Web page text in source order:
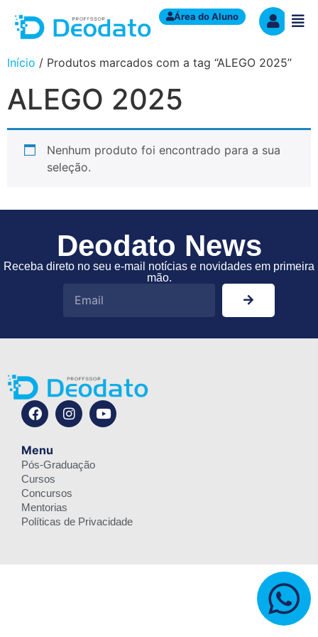
Área do Aluno
Início / Produtos marcados com a tag “ALEGO 2025”
ALEGO 2025
Nenhum produto foi encontrado para a sua
seleção.
Deodato News
Receba direto no seu e-mail notícias e novidades em primeira
mão.
Menu
Pós-Graduação
Cursos
Concursos
Mentorias
Políticas de Privacidade